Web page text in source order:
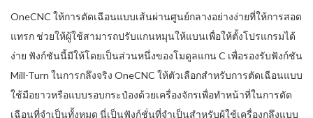
OneCNC ให้การตัดเฉือนแบบเส้นผ่านศูนย์กลางอย่างง่ายที่ให้การสอด
แทรก ช่วยให้ผู้ใช้สามารถปรับแกนหมุนให้แบนเพื่อให้ตั้งโปรแกรมได้
ง่าย ฟังก์ชันนี้มีให้โดยเป็นส่วนหนึ่งของโมดูลแกน C เพื่อรองรับฟังก์ชัน
Mill-Turn ในการกลึงจริง OneCNC ให้ตัวเลือกสำหรับการตัดเฉือนแบบ
ใช้มือยาวหรือแบบรอบกระป๋องด้วยเครื่องจักรเพื่อทำหน้าที่ในการตัด
เฉือนที่จำเป็นทั้งหมด นี่เป็นฟังก์ชั่นที่จำเป็นสำหรับผู้ใช้เครื่องกลึงแบบ